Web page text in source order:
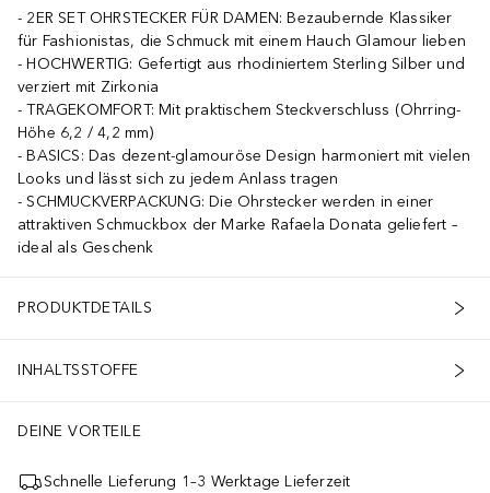
2ER SET OHRSTECKER FÜR DAMEN: Bezaubernde Klassiker
für Fashionistas, die Schmuck mit einem Hauch Glamour lieben
HOCHWERTIG: Gefertigt aus rhodiniertem Sterling Silber und
verziert mit Zirkonia
TRAGEKOMFORT: Mit praktischem Steckverschluss (Ohrring-
Höhe 6,2 / 4,2 mm)
BASICS: Das dezent-glamouröse Design harmoniert mit vielen
Looks und lässt sich zu jedem Anlass tragen
SCHMUCKVERPACKUNG: Die Ohrstecker werden in einer
attraktiven Schmuckbox der Marke Rafaela Donata geliefert –
ideal als Geschenk
PRODUKTDETAILS
INHALTSSTOFFE
DEINE VORTEILE
Schnelle Lieferung 1–3 Werktage Lieferzeit